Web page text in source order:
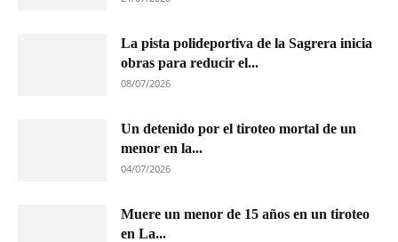
La pista polideportiva de la Sagrera inicia
obras para reducir el...
08/07/2026
Un detenido por el tiroteo mortal de un
menor en la...
04/07/2026
Muere un menor de 15 años en un tiroteo
en La...